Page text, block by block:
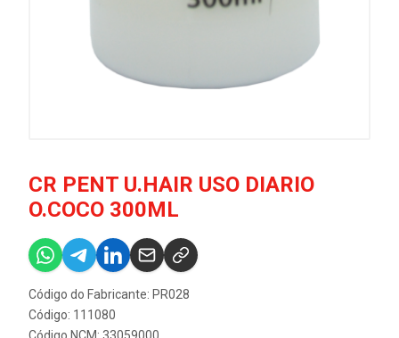
CR PENT U.HAIR USO DIARIO
O.COCO 300ML
Código do Fabricante: PR028
Código: 111080